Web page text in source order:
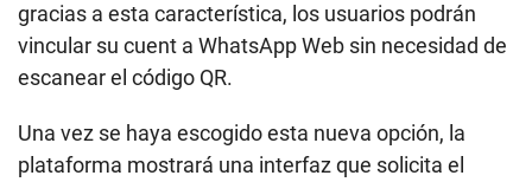
gracias a esta característica, los usuarios podrán
vincular su cuent a WhatsApp Web sin necesidad de
escanear el código QR.
Una vez se haya escogido esta nueva opción, la
plataforma mostrará una interfaz que solicita el